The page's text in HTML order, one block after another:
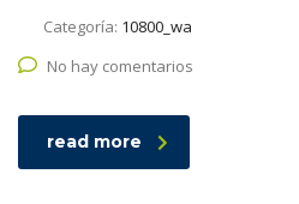
Categoría: 10800_wa
No hay comentarios
read more